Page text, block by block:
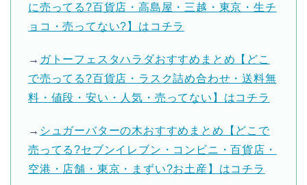
に売ってる?百貨店・高島屋・三越・東京・生チ
ョコ・売ってない?】はコチラ
→ ガトーフェスタハラダおすすめまとめ【どこ
で売ってる?百貨店・ラスク詰め合わせ・送料無
料・値段・安い・人気・売ってない】はコチラ
→ シュガーバターの木おすすめまとめ【どこで
売ってる?セブンイレブン・コンビニ・百貨店・
空港・店舗・東京・まずい?お土産】はコチラ